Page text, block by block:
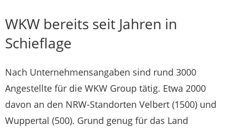
WKW bereits seit Jahren in
Schieflage
Nach Unternehmensangaben sind rund 3000
Angestellte für die WKW Group tätig. Etwa 2000
davon an den NRW-Standorten Velbert (1500) und
Wuppertal (500). Grund genug für das Land